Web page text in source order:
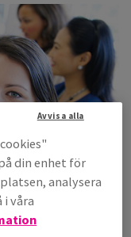
din enhet för
analysera
våra
Avvisa alla